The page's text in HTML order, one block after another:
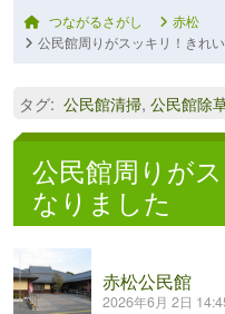
つながるさがし
赤松
公民館周りがスッキリ！きれ
タグ: 公民館清掃, 公民館除
公民館周りが
なりました
赤松公民館
2026年6月 2日